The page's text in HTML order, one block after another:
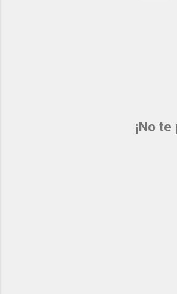
¡No